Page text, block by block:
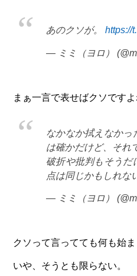
あのクソが。 https://
— ミミ（ヨロ）
まぁ一言で表せばクソですよ
なかなか拭えなかっ
は確かだけど、それ
破折や批判もそうだ
点は同じかもしれな
— ミミ（ヨロ）
クソって言ってても何も始ま
いや、そうとも限らない。